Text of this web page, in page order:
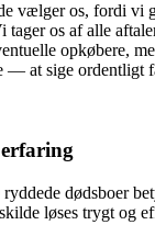
vælger os, fordi vi
tager os af alle
opkøbere,
— at sige ordentligt
dødsboer
løses trygt og